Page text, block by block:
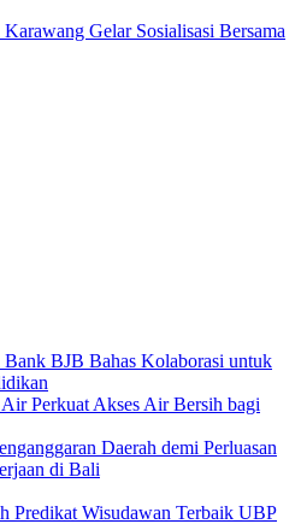
Gelar Sosialisasi Bersama
BJB Bahas Kolaborasi untuk
Perkuat Akses Air Bersih bagi
Daerah demi Perluasan
di Bali
Predikat Wisudawan Terbaik UBP